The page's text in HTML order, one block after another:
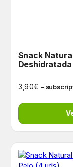
Snack Natural | Pechuga de
3,90€ –